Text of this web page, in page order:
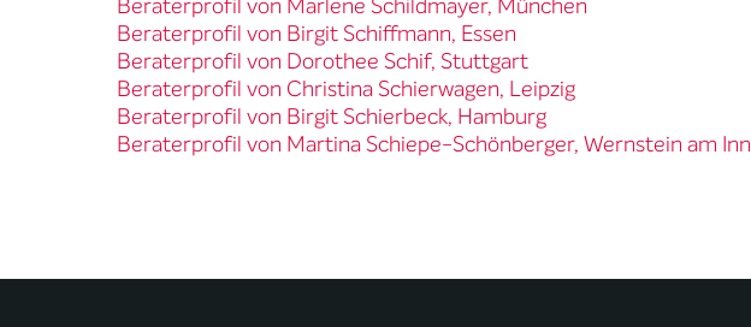
Beraterprofil von Marlene Schildmayer, München
Beraterprofil von Birgit Schiffmann, Essen
Beraterprofil von Dorothee Schif, Stuttgart
Beraterprofil von Christina Schierwagen, Leipzig
Beraterprofil von Birgit Schierbeck, Hamburg
Beraterprofil von Martina Schiepe-Schönberger, Wernstein am Inn